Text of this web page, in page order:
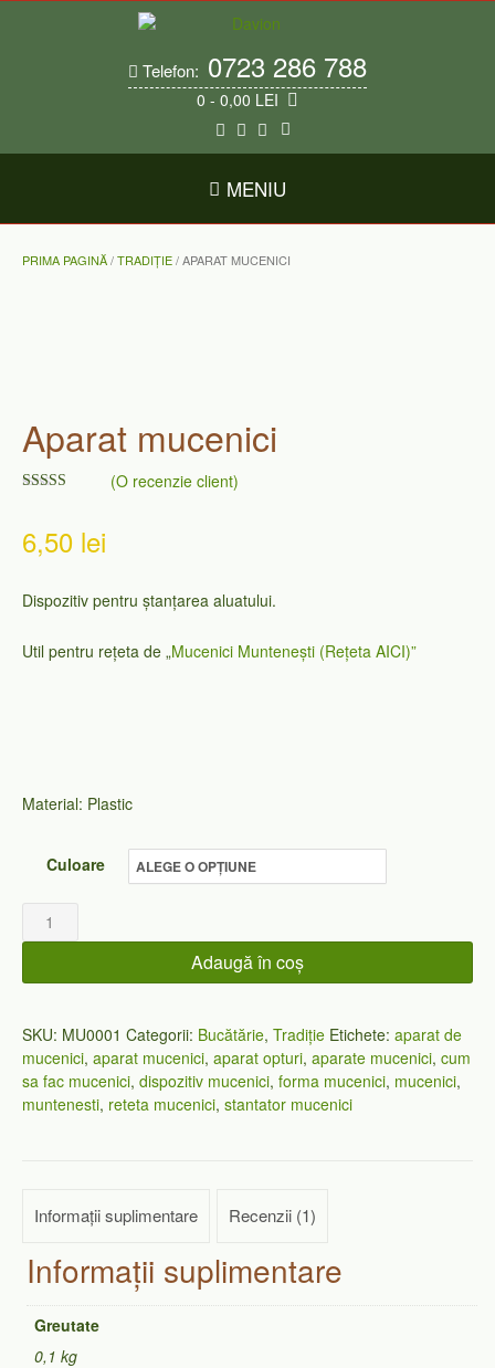
Telefon: 0723 286 788
0 - 0,00 LEI
MENIU
PRIMA PAGINĂ/TRADIȚIE/ APARAT MUCENICI
Aparat mucenici
baza unei
singure
(O recenzie client)
6,50 lei
Dispozitiv pentru ștanțarea aluatului.
Util pentru rețeta de „Mucenici Muntenești (Rețeta AICI)”
Material: Plastic
Culoare
Cantitate
Aparat
mucenici
Adaugă în coș
SKU: MU0001 Categorii: Bucătărie, Tradiție Etichete: aparat de
mucenici, aparat mucenici, aparat opturi, aparate mucenici, cum
sa fac mucenici, dispozitiv mucenici, forma mucenici, mucenici,
muntenesti, reteta mucenici, stantator mucenici
Informații suplimentare Recenzii (1)
Informații suplimentare
Greutate
0,1 kg